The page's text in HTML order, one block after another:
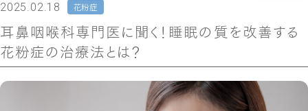
花粉症治
舌下免疫
コラム
2025.02.18 花粉症
耳鼻咽喉科専門医に聞く！睡眠の質を改善する
花粉症の治療法とは？